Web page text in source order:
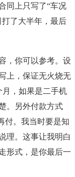
同上只写了“车况
了大半年，最后
，你可以参考。设
上，保证无火烧无
，如果是二手机
。另外付款方式
付。我当时要是知
理。这事让我明白
形式，是你最后一